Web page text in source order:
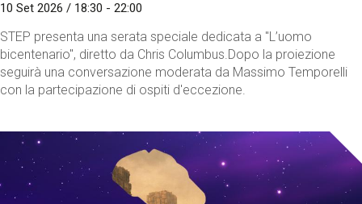
10 Set 2026 / 18:30 - 22:00
STEP presenta una serata speciale dedicata a "L’uomo
bicentenario", diretto da Chris Columbus.Dopo la proiezione
seguirà una conversazione moderata da Massimo Temporelli
con la partecipazione di ospiti d'eccezione.